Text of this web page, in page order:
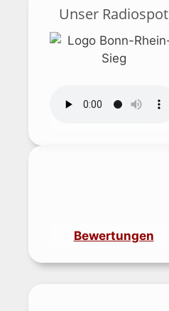
Unser Radiospot
Bewertungen